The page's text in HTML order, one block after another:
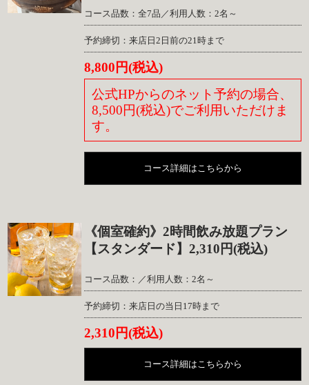
コース品数：全7品／利用人数：2名～
予約締切：来店日2日前の21時まで
8,800円(税込)
公式HPからのネット予約の場合、
8,500円(税込)でご利用いただけま
す。
コース詳細はこちらから
《個室確約》2時間飲み放題プラン
【スタンダード】2,310円(税込)
コース品数：／利用人数：2名～
予約締切：来店日の当日17時まで
2,310円(税込)
コース詳細はこちらから